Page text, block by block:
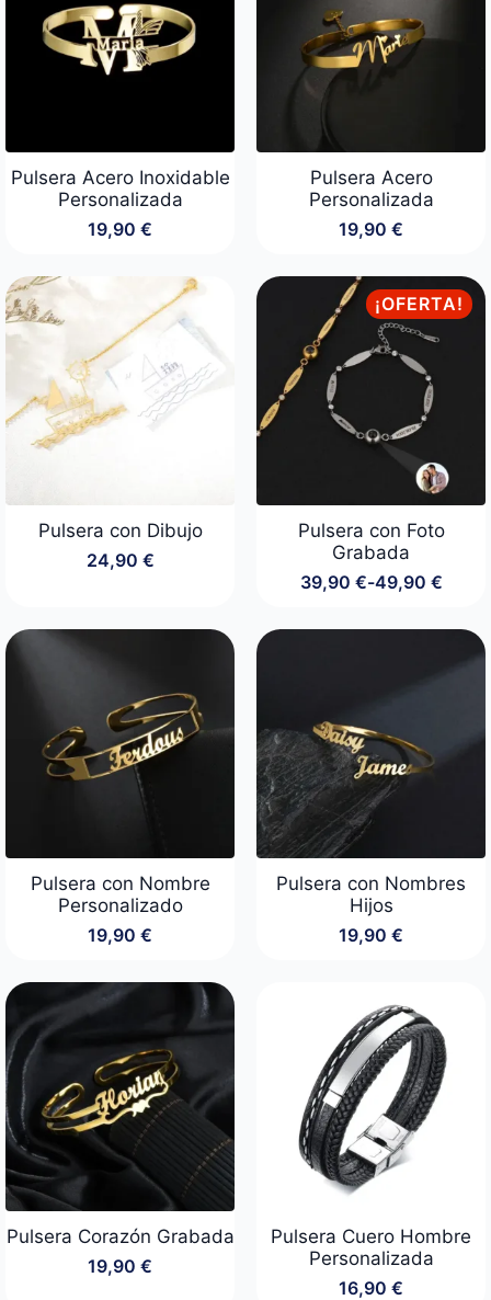
Pulsera Acero Inoxidable
Personalizada
19,90 €
Pulsera Acero
Personalizada
19,90 €
Pulsera con Dibujo
24,90 €
¡OFERTA!
Pulsera con Foto
Grabada
39,90 €-49,90 €
Rango
precios:
Pulsera con Nombre
Personalizado
19,90 €
Pulsera con Nombres
Hijos
19,90 €
Pulsera Corazón Grabada
19,90 €
Pulsera Cuero Hombre
Personalizada
16,90 €